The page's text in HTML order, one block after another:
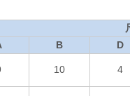
B D
10 4